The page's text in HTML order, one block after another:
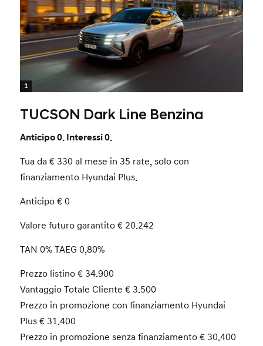
1
TUCSON Dark Line Benzina
Anticipo 0. Interessi 0.
Tua da € 330 al mese in 35 rate, solo con
finanziamento Hyundai Plus.
Anticipo € 0
Valore futuro garantito € 20.242
TAN 0% TAEG 0,80%
Prezzo listino € 34.900
Vantaggio Totale Cliente € 3.500
Prezzo in promozione con finanziamento Hyundai
Plus € 31.400
Prezzo in promozione senza finanziamento € 30.400